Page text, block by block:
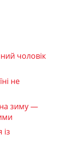
чоловік
не
зиму —